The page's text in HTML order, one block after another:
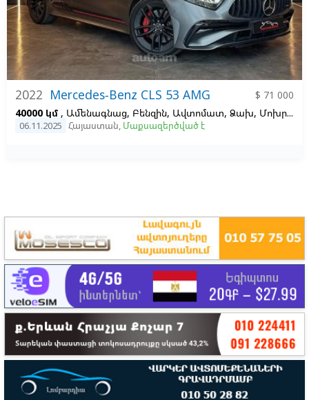
2022 Mercedes-Benz CLS 53 AMG
$ 71 000
40000 կմ , Ամենագնաց, Բենզին, Ավտոմատ, Ձախ, Մոխրագույն
06.11.2025 Հայաստան, Մաքսազերծված է